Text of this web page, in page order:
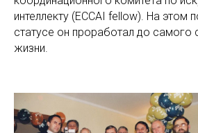
интеллекту (ECCAI fellow). На этом
статусе он проработал до самого
жизни.